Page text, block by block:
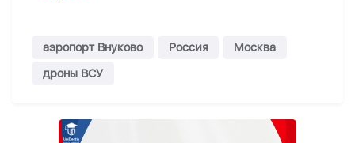
аэропорт Внуково Россия
Москва
дроны ВСУ